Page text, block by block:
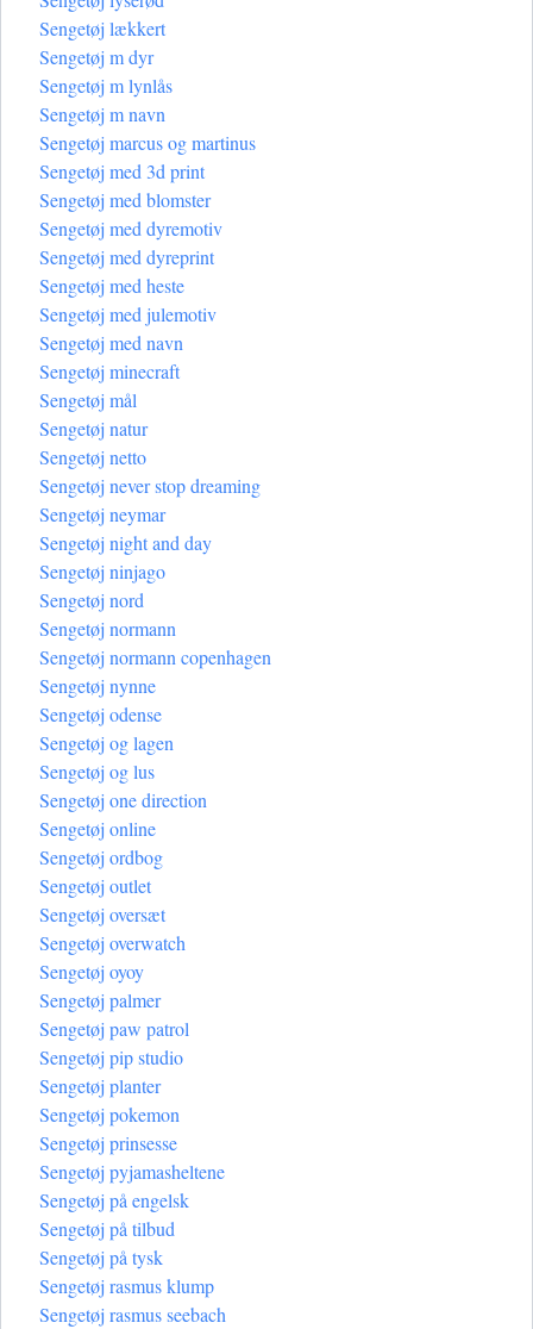
Sengetøj lækkert
Sengetøj m dyr
Sengetøj m lynlås
Sengetøj m navn
Sengetøj marcus og martinus
Sengetøj med 3d print
Sengetøj med blomster
Sengetøj med dyremotiv
Sengetøj med dyreprint
Sengetøj med heste
Sengetøj med julemotiv
Sengetøj med navn
Sengetøj minecraft
Sengetøj mål
Sengetøj natur
Sengetøj netto
Sengetøj never stop dreaming
Sengetøj neymar
Sengetøj night and day
Sengetøj ninjago
Sengetøj nord
Sengetøj normann
Sengetøj normann copenhagen
Sengetøj nynne
Sengetøj odense
Sengetøj og lagen
Sengetøj og lus
Sengetøj one direction
Sengetøj online
Sengetøj ordbog
Sengetøj outlet
Sengetøj oversæt
Sengetøj overwatch
Sengetøj oyoy
Sengetøj palmer
Sengetøj paw patrol
Sengetøj pip studio
Sengetøj planter
Sengetøj pokemon
Sengetøj prinsesse
Sengetøj pyjamasheltene
Sengetøj på engelsk
Sengetøj på tilbud
Sengetøj på tysk
Sengetøj rasmus klump
Sengetøj rasmus seebach